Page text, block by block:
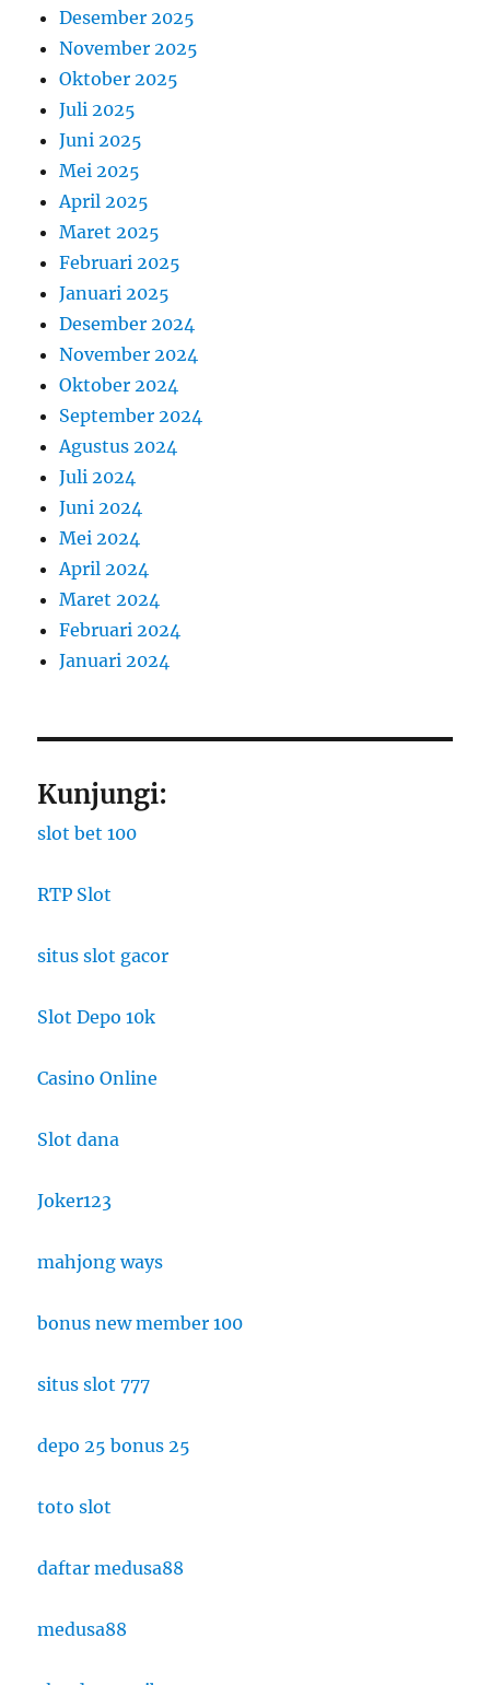
Desember 2025
November 2025
Oktober 2025
Juli 2025
Juni 2025
Mei 2025
April 2025
Maret 2025
Februari 2025
Januari 2025
Desember 2024
November 2024
Oktober 2024
September 2024
Agustus 2024
Juli 2024
Juni 2024
Mei 2024
April 2024
Maret 2024
Februari 2024
Januari 2024
Kunjungi:
slot bet 100
RTP Slot
situs slot gacor
Slot Depo 10k
Casino Online
Slot dana
Joker123
mahjong ways
bonus new member 100
situs slot 777
depo 25 bonus 25
toto slot
daftar medusa88
medusa88